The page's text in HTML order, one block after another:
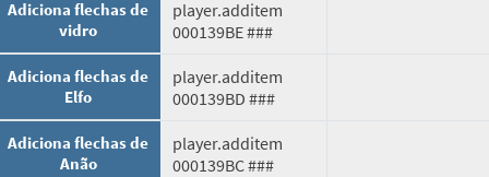
Adiciona flechas de
vidro
player.additem
000139BE ###
Adiciona flechas de
Elfo
player.additem
000139BD ###
Adiciona flechas de
Anão
player.additem
000139BC ###